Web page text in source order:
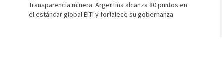
Transparencia minera: Argentina alcanza 80 puntos en
el estándar global EITI y fortalece su gobernanza